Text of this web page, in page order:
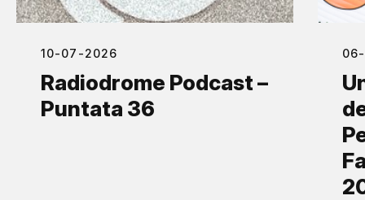
10-07-2026
Radiodrome Podcast –
Puntata 36